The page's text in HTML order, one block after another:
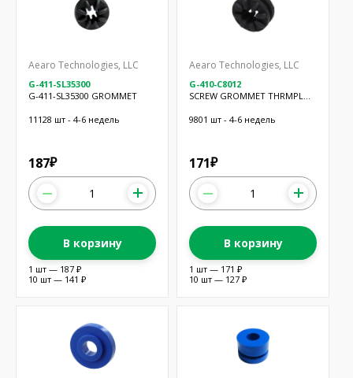
Aearo Technologies, LLC
G-411-SL35300
G-411-SL35300 GROMMET
11128 шт - 4-6 недель
187₽
В корзину
1 шт — 187 ₽
10 шт — 141 ₽
Aearo Technologies, LLC
G-410-C8012
SCREW GROMMET THRMPL
9801 шт - 4-6 недель
171₽
В корзину
1 шт — 171 ₽
10 шт — 127 ₽